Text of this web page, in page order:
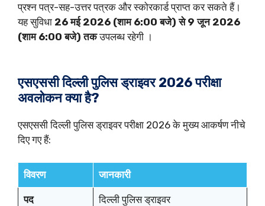
प्रश्न पत्र-सह-उत्तर पत्रक और स्कोरकार्ड प्राप्त कर सकते हैं।
यह सुविधा 26 मई 2026 (शाम 6:00 बजे) से 9 जून 2026
(शाम 6:00 बजे) तकउपलब्ध रहेगी ।
एसएससी दिल्ली पुलिस ड्राइवर 2026 परीक्षा
अवलोकन क्या है?
एसएससी दिल्ली पुलिस ड्राइवर परीक्षा 2026 के मुख्य आकर्षण नीचे
दिए गए हैं:
विवरण जानकारी
पद दिल्ली पुलिस ड्राइवर